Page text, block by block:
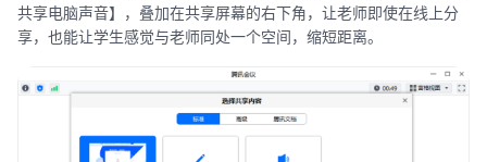
共享电脑声音】，叠加在共享屏幕的右下角，让老师即使在线上分
享，也能让学生感觉与老师同处一个空间，缩短距离。